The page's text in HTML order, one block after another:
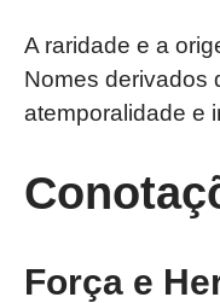
A raridade e a
Nomes derivados
atemporalidade e
Força e